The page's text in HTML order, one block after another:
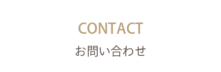
CONTACT
お問い合わせ